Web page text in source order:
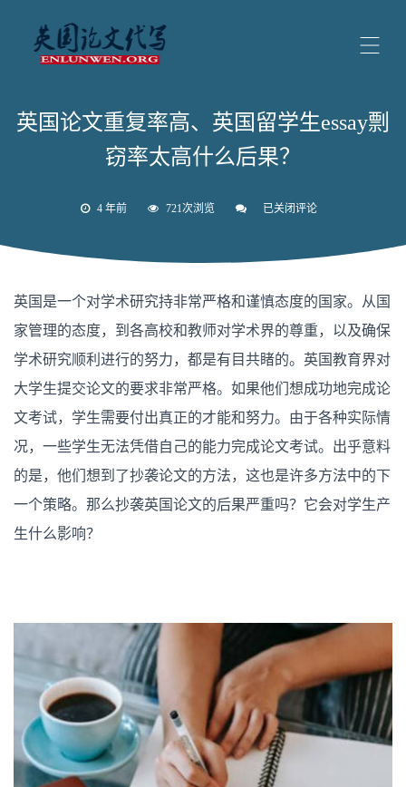
英国论文重复率高、英国留学生essay剽
窃率太高什么后果？
4 年前 721次浏览
英
率
英
留
学
生
剽
窃
率
太
高
什
已关闭评论
英国是一个对学术研究持非常严格和谨慎态度的国家。从国
家管理的态度，到各高校和教师对学术界的尊重，以及确保
学术研究顺利进行的努力，都是有目共睹的。英国教育界对
大学生提交论文的要求非常严格。如果他们想成功地完成论
文考试，学生需要付出真正的才能和努力。 由于各种实际情
况，一些学生无法凭借自己的能力完成论文考试。出乎意料
的是，他们想到了抄袭论文的方法，这也是许多方法中的下
一个策略。那么抄袭英国论文的后果严重吗？它会对学生产
生什么影响？